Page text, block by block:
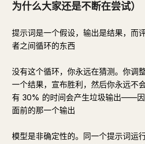
为什么大家还是不断在尝试）
提示词是一个假设，输出是结果，而
者之间循环的东西
没有这个循环，你永远在猜测。你调
一个结果，宣布胜利，然后你永远不
有 30% 的时间会产生垃圾输出——
面前的那一个输出
模型是非确定性的。同一个提示词运